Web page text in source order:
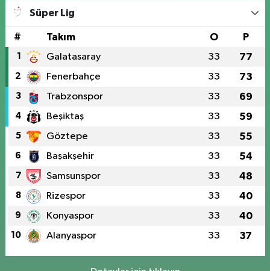
Süper Lig
# Takım O P
1 Galatasaray 33 77
2 Fenerbahçe 33 73
3 Trabzonspor 33 69
4 Beşiktaş 33 59
5 Göztepe 33 55
6 Başakşehir 33 54
7 Samsunspor 33 48
8 Rizespor 33 40
9 Konyaspor 33 40
10 Alanyaspor 33 37